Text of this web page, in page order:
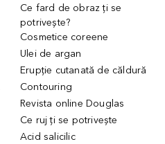
Ce fard de obraz ți se
potrivește?
Cosmetice coreene
Ulei de argan
Erupție cutanată de căldură
Contouring
Revista online Douglas
Ce ruj ți se potrivește
Acid salicilic